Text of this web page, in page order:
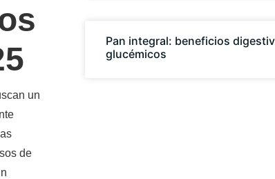
un
de
Pan integral: beneficios
glucémicos